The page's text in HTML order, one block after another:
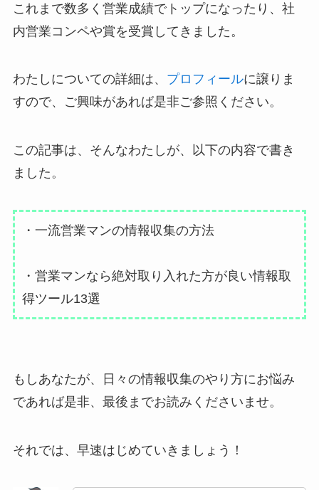
これまで数多く営業成績でトップになったり、社
内営業コンペや賞を受賞してきました。
わたしについての詳細は、 プロフィールに譲りま
すので、ご興味があれば是非ご参照ください。
この記事は、そんなわたしが、以下の内容で書き
ました。
・一流営業マンの情報収集の方法
・営業マンなら絶対取り入れた方が良い情報取
得ツール13選
もしあなたが、日々の情報収集のやり方にお悩み
であれば是非、最後までお読みくださいませ。
それでは、早速はじめていきましょう！